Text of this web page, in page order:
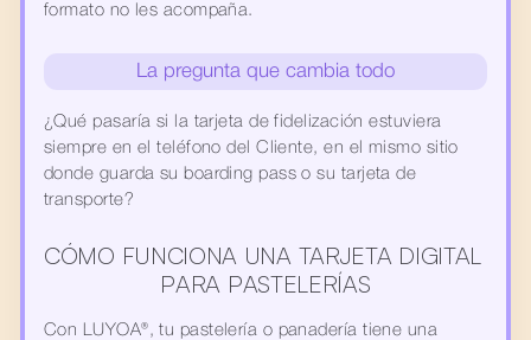
formato no les acompaña.
La pregunta que cambia todo
¿Qué pasaría si la tarjeta de fidelización estuviera
siempre en el teléfono del Cliente, en el mismo sitio
donde guarda su boarding pass o su tarjeta de
transporte?
CÓMO FUNCIONA UNA TARJETA DIGITAL
PARA PASTELERÍAS
Con LUYOA®, tu pastelería o panadería tiene una